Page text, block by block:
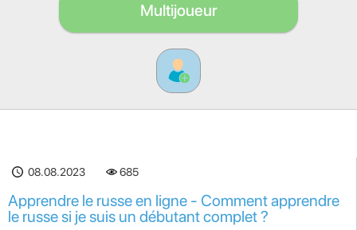
Multijoueur
08.08.2023 685
Apprendre le russe en ligne - Comment apprendre
le russe si je suis un débutant complet ?